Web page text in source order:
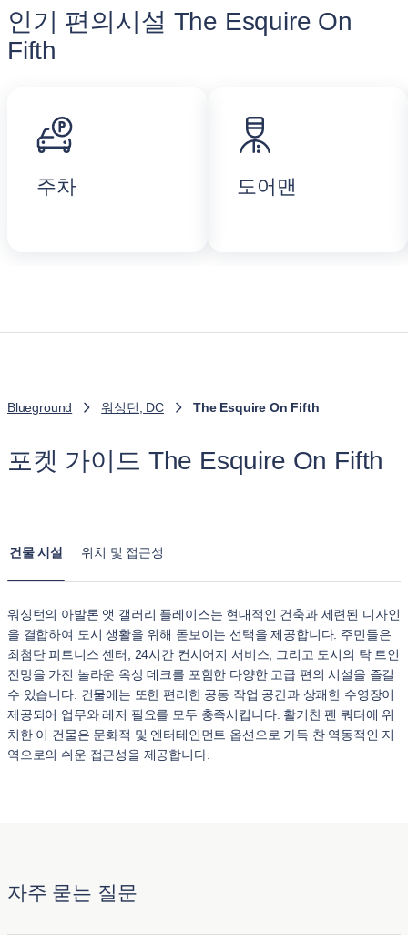
인기 편의시설 The Esquire On
Fifth
주차 도어맨
Blueground 워싱턴, DC The Esquire On Fifth
포켓 가이드 The Esquire On Fifth
건물 시설 위치 및 접근성
워싱턴의 아발론 앳 갤러리 플레이스는 현대적인 건축과 세련된 디자인
을 결합하여 도시 생활을 위해 돋보이는 선택을 제공합니다. 주민들은
최첨단 피트니스 센터, 24시간 컨시어지 서비스, 그리고 도시의 탁 트인
전망을 가진 놀라운 옥상 데크를 포함한 다양한 고급 편의 시설을 즐길
수 있습니다. 건물에는 또한 편리한 공동 작업 공간과 상쾌한 수영장이
제공되어 업무와 레저 필요를 모두 충족시킵니다. 활기찬 펜 쿼터에 위
치한 이 건물은 문화적 및 엔터테인먼트 옵션으로 가득 찬 역동적인 지
역으로의 쉬운 접근성을 제공합니다.
자주 묻는 질문